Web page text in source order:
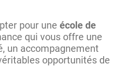
pour une école de
qui vous offre une
un accompagnement
opportunités de